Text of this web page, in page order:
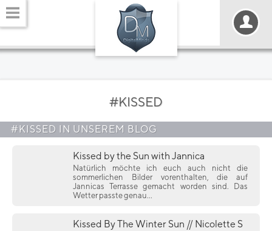
#KISSED
#KISSED IN UNSEREM BLOG
Kissed by the Sun with Jannica
Natürlich möchte ich euch auch nicht die
sommerlichen Bilder vorenthalten, die auf
Jannicas Terrasse gemacht worden sind. Das
Wetter passte genau...
Kissed By The Winter Sun // Nicolette S